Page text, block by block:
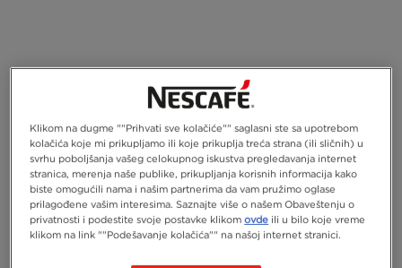
Klikom na dugme ""Prihvati sve kolačiće"" saglasni ste sa upotrebom
kolačića koje mi prikupljamo ili koje prikuplja treća strana (ili sličnih) u
svrhu poboljšanja vašeg celokupnog iskustva pregledavanja internet
stranica, merenja naše publike, prikupljanja korisnih informacija kako
biste omogućili nama i našim partnerima da vam pružimo oglase
prilagođene vašim interesima. Saznajte više o našem Obaveštenju o
privatnosti i podestite svoje postavke klikomovde ili u bilo koje vreme
klikom na link ""Podešavanje kolačića"" na našoj internet stranici.